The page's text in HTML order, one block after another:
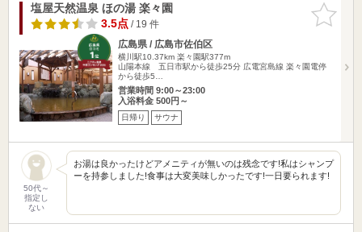
お気に入
りに追加
塩屋天然温泉 ほの湯 楽々園
3.5点/ 19 件
広島県 / 広島市佐伯区
横川駅10.37km 楽々園駅377m
山陽本線 五日市駅から徒歩25分 広電宮島線 楽々園電停
から徒歩5…
営業時間 9:00～23:00
入浴料金 500円～
日帰り サウナ
50代～
指定し
ない
お湯は良かったけどアメニティが無いのは残念です!私はシャンプ
ーを持参しました!食事は大変美味しかったです!一日要られます!